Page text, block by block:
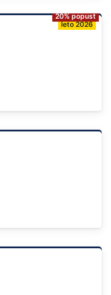
leto 2026
20% popust